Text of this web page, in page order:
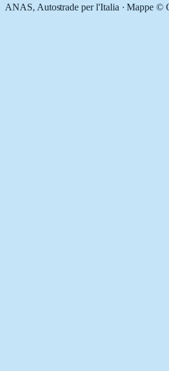
ANAS, Autostrade per l'Italia · Mappe ©